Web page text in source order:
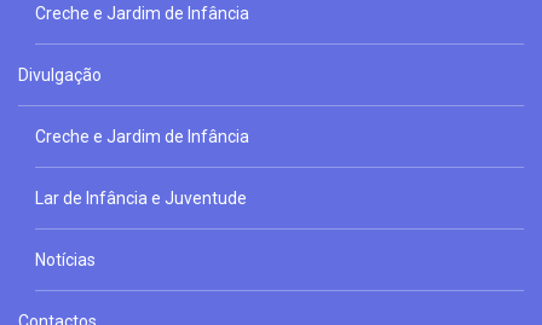
Creche e Jardim de Infância
Divulgação
Creche e Jardim de Infância
Lar de Infância e Juventude
Notícias